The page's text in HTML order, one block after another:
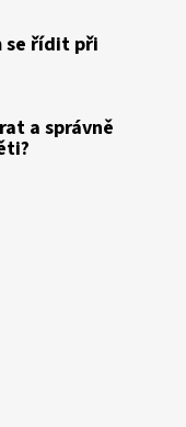
se řídit při
a správně